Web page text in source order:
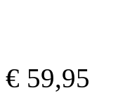
€ 59,95